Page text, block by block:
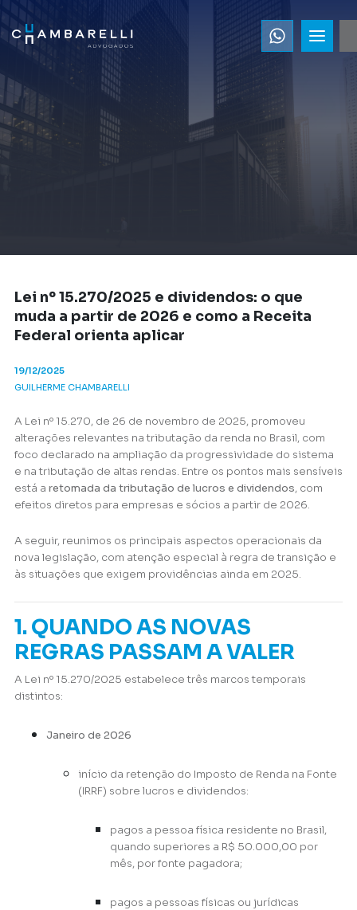
Lei nº 15.270/2025 e dividendos: o que
muda a partir de 2026 e como a Receita
Federal orienta aplicar
19/12/2025
GUILHERME CHAMBARELLI
A Lei nº 15.270, de 26 de novembro de 2025, promoveu
alterações relevantes na tributação da renda no Brasil, com
foco declarado na ampliação da progressividade do sistema
e na tributação de altas rendas. Entre os pontos mais sensíveis
está a retomada da tributação de lucros e dividendos, com
efeitos diretos para empresas e sócios a partir de 2026.
A seguir, reunimos os principais aspectos operacionais da
nova legislação, com atenção especial à regra de transição e
às situações que exigem providências ainda em 2025.
1. QUANDO AS NOVAS
REGRAS PASSAM A VALER
A Lei nº 15.270/2025 estabelece três marcos temporais
distintos:
Janeiro de 2026
início da retenção do Imposto de Renda na Fonte
(IRRF) sobre lucros e dividendos:
pagos a pessoa física residente no Brasil,
quando superiores a R$ 50.000,00 por
mês, por fonte pagadora;
pagos a pessoas físicas ou jurídicas